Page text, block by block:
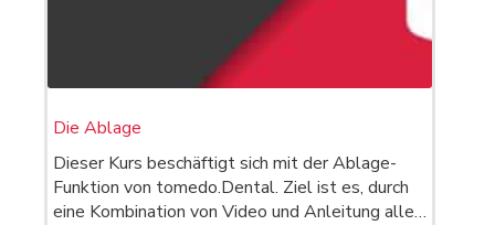
Die Ablage
Dieser Kurs beschäftigt sich mit der Ablage-
Funktion von tomedo.Dental. Ziel ist es, durch
eine Kombination von Video und Anleitung alle…